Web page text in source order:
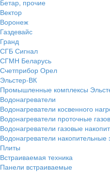
Бетар, прочие
Вектор
Воронеж
Газдевайс
Гранд
СГБ Сигнал
СГМН Беларусь
Счетприбор Орел
Эльстер-ВК
Промышленные комплексы
Водонагреватели
Водонагреватели косвенного
Водонагреватели проточные
Водонагреватели газовые
Водонагреватели накопительные
Плиты
Встраиваемая техника
Панели встраиваемые